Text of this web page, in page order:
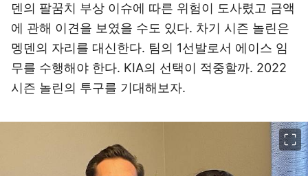
덴의 팔꿈치 부상 이슈에 따른 위험이 도사렸고 금액
에 관해 이견을 보였을 수도 있다. 차기 시즌 놀린은
멩덴의 자리를 대신한다. 팀의 1선발로서 에이스 임
무를 수행해야 한다. KIA의 선택이 적중할까. 2022
시즌 놀린의 투구를 기대해보자.